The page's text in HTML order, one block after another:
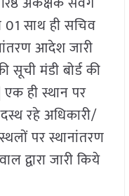
साथ ही सचिव
आदेश जारी
मंडी बोर्ड की
एक ही स्थान पर
रहे अधिकारी/
पर स्थानांतरण
द्वारा जारी किये